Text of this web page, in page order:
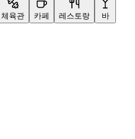
체육관 카페 레스토랑 바